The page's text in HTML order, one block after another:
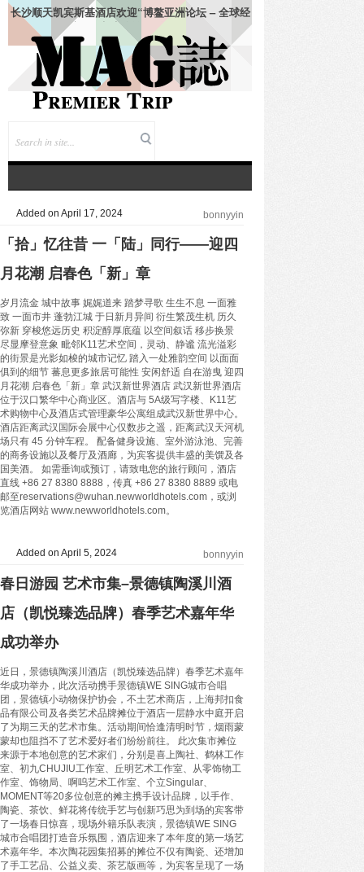
长沙顺天凯宾斯基酒店欢迎“博鳌亚洲论坛 – 全球经
济发展与安全论坛”领导人
Added on April 17, 2024 bonnyyin
「拾」忆往昔 一「陆」同行——迎四
月花潮 启春色「新」章
岁月流金 城中故事 娓娓道来 踏梦寻歌 生生不息 一面雅
致 一面市井 蓬勃江城 于日新月异间 衍生繁茂生机 历久
弥新 穿梭悠远历史 积淀醇厚底蕴 以空间叙话 移步换景
尽显摩登意象 毗邻K11艺术空间，灵动、静谧 流光溢彩
的街景是光影如梭的城市记忆 踏入一处雅韵空间 以面面
俱到的细节 蕃息更多旅居可能性 安闲舒适 自在游曳 迎四
月花潮 启春色「新」章 武汉新世界酒店 武汉新世界酒店
位于汉口繁华中心商业区。酒店与 5A级写字楼、K11艺
术购物中心及酒店式管理豪华公寓组成武汉新世界中心。
酒店距离武汉国际会展中心仅数步之遥，距离武汉天河机
场只有 45 分钟车程。 配备健身设施、室外游泳池、完善
的商务设施以及餐厅及酒廊，为宾客提供丰盛的美馔及各
国美酒。 如需垂询或预订，请致电您的旅行顾问，酒店
直线 +86 27 8380 8888，传真 +86 27 8380 8889 或电
邮至reservations@wuhan.newworldhotels.com，或浏
览酒店网站 www.newworldhotels.com。
Added on April 5, 2024 bonnyyin
春日游园 艺术市集–景德镇陶溪川酒
店（凯悦臻选品牌）春季艺术嘉年华
成功举办
近日，景德镇陶溪川酒店（凯悦臻选品牌）春季艺术嘉年
华成功举办，此次活动携手景德镇WE SING城市合唱
团，景德镇小动物保护协会，不土艺术商店，上海邦扣食
品有限公司及各类艺术品牌摊位于酒店一层静水中庭开启
了为期三天的艺术市集。活动期间恰逢清明时节，烟雨蒙
蒙却也阻挡不了艺术爱好者们纷纷前往。 此次集市摊位
来源于本地创意的艺术家们，分别是喜上陶社、鹤林工作
室、初九CHUJIU工作室、丘明艺术工作室、从零饰物工
作室、饰物局、啊呜艺术工作室、个立Singular、
MOMENT等20多位创意的摊主携手设计品牌，以手作、
陶瓷、茶饮、鲜花将传统手艺与创新巧思为到场的宾客带
了一场春日惊喜，现场外籍乐队表演，景德镇WE SING
城市合唱团打造音乐氛围，酒店迎来了本年度的第一场艺
术嘉年华。本次陶花园集招募的摊位不仅有陶瓷、还增加
了手工艺品、公益义卖、茶艺版画等，为宾客呈现了一场